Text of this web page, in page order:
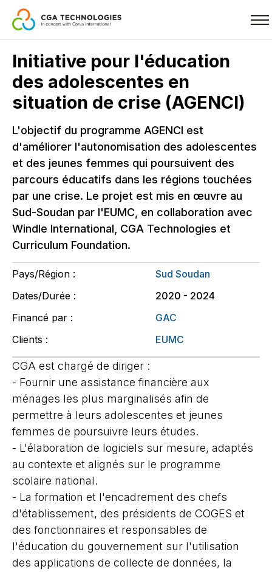
main
content
Initiative pour l'éducation
des adolescentes en
situation de crise (AGENCI)
L'objectif du programme AGENCI est
d'améliorer l'autonomisation des adolescentes
et des jeunes femmes qui poursuivent des
parcours éducatifs dans les régions touchées
par une crise. Le projet est mis en œuvre au
Sud-Soudan par l'EUMC, en collaboration avec
Windle International, CGA Technologies et
Curriculum Foundation.
Pays/Région :
Sud Soudan
Dates/Durée :
2020 - 2024
Financé par :
GAC
Clients :
EUMC
CGA est chargé de diriger :
- Fournir une assistance financière aux
ménages les plus marginalisés afin de
permettre à leurs adolescentes et jeunes
femmes de poursuivre leurs études.
- L'élaboration de logiciels sur mesure, adaptés
au contexte et alignés sur le programme
scolaire national.
- La formation et l'encadrement des chefs
d'établissement, des présidents de COGES et
des fonctionnaires et responsables de
l'éducation du gouvernement sur l'utilisation
des applications de collecte de données, la